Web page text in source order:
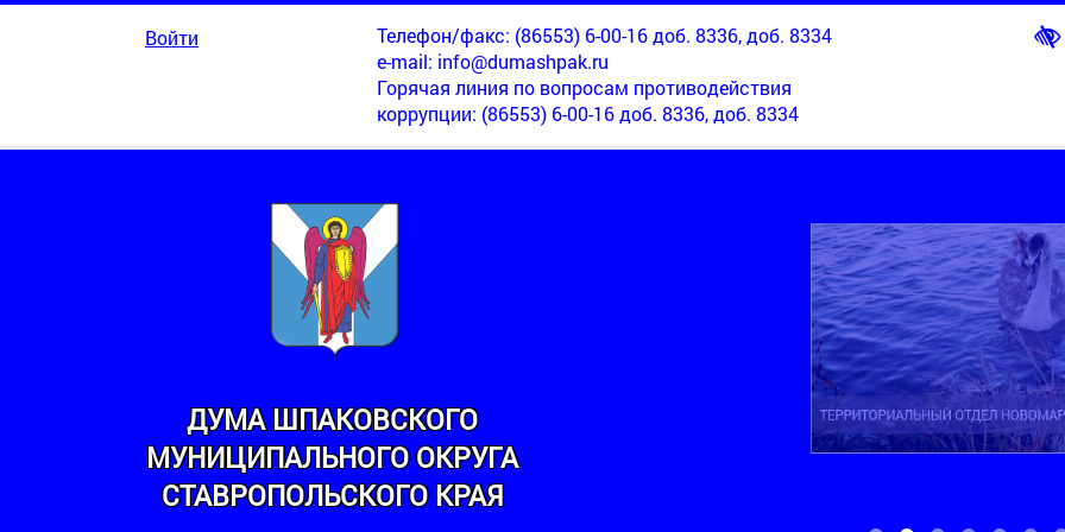
Войти
Телефон/факс: (86553) 6-00-16 доб. 8336, доб. 8334
e-mail: info@dumashpak.ru
Горячая линия по вопросам противодействия
коррупции: (86553) 6-00-16 доб. 8336, доб. 8334
ДУМА ШПАКОВСКОГО
МУНИЦИПАЛЬНОГО ОКРУГА
СТАВРОПОЛЬСКОГО КРАЯ
ТЕРРИТОРИАЛЬНЫЙ ОТДЕЛ НОВОМАРЬЕВСКИЙ